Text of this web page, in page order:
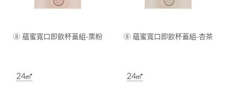
⑧ 蘊蜜寬口即飲杯蓋組-栗粉 ⑧ 蘊蜜寬口即飲杯蓋組-杏茶